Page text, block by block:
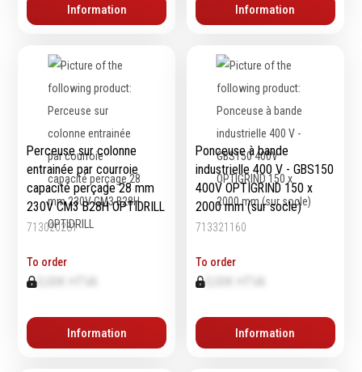
Information Information
Perceuse sur colonne
entrainée par courroie
capacité perçage 28 mm
230V CM3 B28H OPTIDRILL
713020281
To order
0,00€ HTVA
Information
Ponceuse à bande
industrielle 400 V - GBS150
400V OPTIGRIND 150 x
2000 mm (sur socle)
713321160
To order
Information